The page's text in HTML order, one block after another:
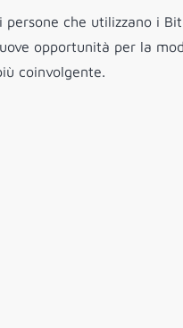
che utilizzano i
opportunità per la
coinvolgente.